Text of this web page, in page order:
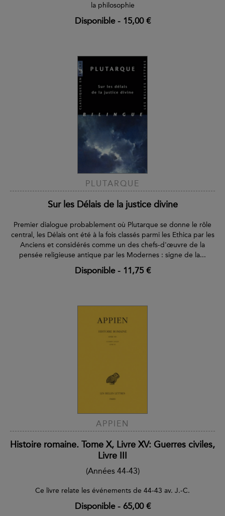
la philosophie
Disponible- 15,00 €
PLUTARQUE
Sur les Délais de la justice divine
Premier dialogue probablement où Plutarque se donne le rôle
central, les Délais ont été à la fois classés parmi les Ethica par les
Anciens et considérés comme un des chefs-d'œuvre de la
pensée religieuse antique par les Modernes : signe de la...
Disponible- 11,75 €
APPIEN
Histoire romaine. Tome X, Livre XV: Guerres civiles,
Livre III
(Années 44-43)
Ce livre relate les événements de 44-43 av. J.-C.
Disponible- 65,00 €